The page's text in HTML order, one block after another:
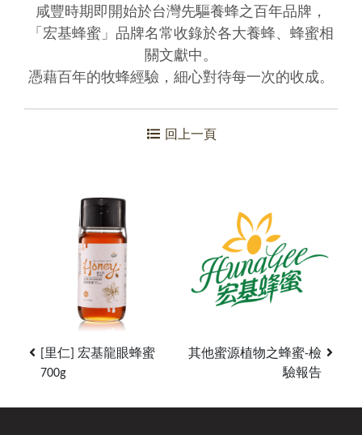
咸豐時期即開始於台灣先驅養蜂之百年品牌，
「宏基蜂蜜」品牌名常收錄於各大養蜂、蜂蜜相
關文獻中。
憑藉百年的牧蜂經驗，細心對待每一次的收成。
回上一頁
[里仁] 宏基龍眼蜂蜜
700g
其他蜜源植物之蜂蜜-檢
驗報告